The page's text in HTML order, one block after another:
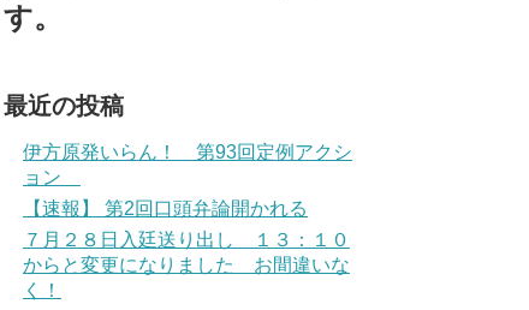
す。
最近の投稿
伊方原発いらん！ 第93回定例アクシ
ョン
【速報】 第2回口頭弁論開かれる
７月２８日入廷送り出し １３：１０
からと変更になりました お間違いな
く！